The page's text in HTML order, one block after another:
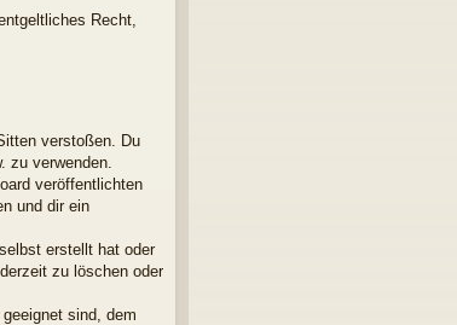
Recht,
verstoßen. Du
zu verwenden.
veröffentlichten
und dir ein
erstellt hat oder
zu löschen oder
sind, dem